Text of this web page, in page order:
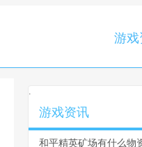
游戏
.
游戏资讯